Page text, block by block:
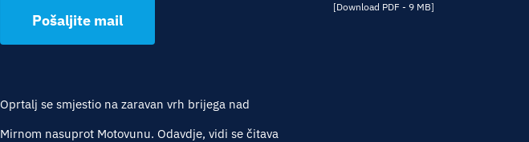
Pošaljite mail
Oprtalj se smjestio na zaravan vrh brijega nad
Mirnom nasuprot Motovunu. Odavdje, vidi se čitava
[Download PDF - 9 MB]